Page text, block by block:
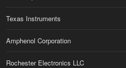
Texas Instruments
Amphenol Corporation
Rochester Electronics LLC